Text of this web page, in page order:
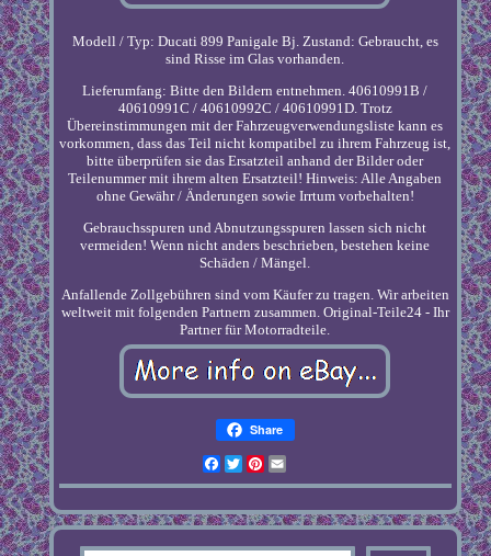
Modell / Typ: Ducati 899 Panigale Bj. Zustand: Gebraucht, es
sind Risse im Glas vorhanden.
Lieferumfang: Bitte den Bildern entnehmen. 40610991B /
40610991C / 40610992C / 40610991D. Trotz
Übereinstimmungen mit der Fahrzeugverwendungsliste kann es
vorkommen, dass das Teil nicht kompatibel zu ihrem Fahrzeug ist,
bitte überprüfen sie das Ersatzteil anhand der Bilder oder
Teilenummer mit ihrem alten Ersatzteil! Hinweis: Alle Angaben
ohne Gewähr / Änderungen sowie Irrtum vorbehalten!
Gebrauchsspuren und Abnutzungsspuren lassen sich nicht
vermeiden! Wenn nicht anders beschrieben, bestehen keine
Schäden / Mängel.
Anfallende Zollgebühren sind vom Käufer zu tragen. Wir arbeiten
weltweit mit folgenden Partnern zusammen. Original-Teile24 - Ihr
Partner für Motorradteile.
Share
Facebook
TwitterPinterest